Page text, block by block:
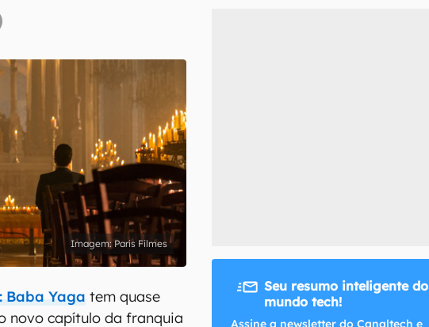
com os Termos de Uso e Política de Privacidade do Canaltech.
Paris Filmes
Baba Yaga tem quase
novo capítulo da franquia
Seu resumo inteligente do
mundo tech!
Assine a newsletter do Canaltech e